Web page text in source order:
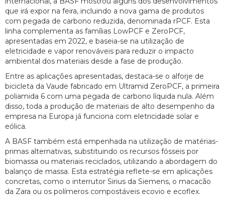
que irá expor na feira, incluindo a nova gama de produtos
com pegada de carbono reduzida, denominada rPCF. Esta
linha complementa as famílias LowPCF e ZeroPCF,
apresentadas em 2022, e baseia-se na utilização de
eletricidade e vapor renováveis para reduzir o impacto
ambiental dos materiais desde a fase de produção.
Entre as aplicações apresentadas, destaca-se o alforje de
bicicleta da Vaude fabricado em Ultramid ZeroPCF, a primeira
poliamida 6 com uma pegada de carbono líquida nula. Além
disso, toda a produção de materiais de alto desempenho da
empresa na Europa já funciona com eletricidade solar e
eólica.
A BASF também está empenhada na utilização de matérias-
primas alternativas, substituindo os recursos fósseis por
biomassa ou materiais reciclados, utilizando a abordagem do
balanço de massa. Esta estratégia reflete-se em aplicações
concretas, como o interrutor Sirius da Siemens, o macacão
da Zara ou os polímeros compostáveis ecovio e ecoflex.